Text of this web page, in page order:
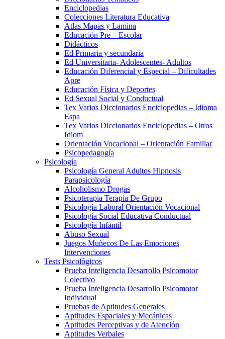
Enciclopedias
Colecciones Literatura Educativa
Atlas Mapas y Lamina
Educación Pre – Escolar
Didácticos
Ed Primaria y secundaria
Ed Universitaria- Adolescentes- Adultos
Educación Diferencial y Especial – Dificultades
Apre
Educación Física y Deportes
Ed Sexual Social y Conductual
Tex Varios Diccionarios Enciclopedias – Idioma
Espa
Tex Varios Diccionarios Enciclopedias – Otros
Idiom
Orientación Vocacional – Orientación Familiar
Psicopedagogía
Psicología
Psicología General Adultos Hipnosis
Parapsicología
Alcoholismo Drogas
Psicoterapia Terapia De Grupo
Psicología Laboral Orientación Vocacional
Psicología Social Educativa Conductual
Psicología Infantil
Abuso Sexual
Juegos Muñecos De Las Emociones
Intervenciones
Tests Psicológicos
Prueba Inteligencia Desarrollo Psicomotor
Colectivo
Prueba Inteligencia Desarrollo Psicomotor
Individual
Pruebas de Aptitudes Generales
Aptitudes Espaciales y Mecánicas
Aptitudes Perceptivas y de Atención
Aptitudes Verbales